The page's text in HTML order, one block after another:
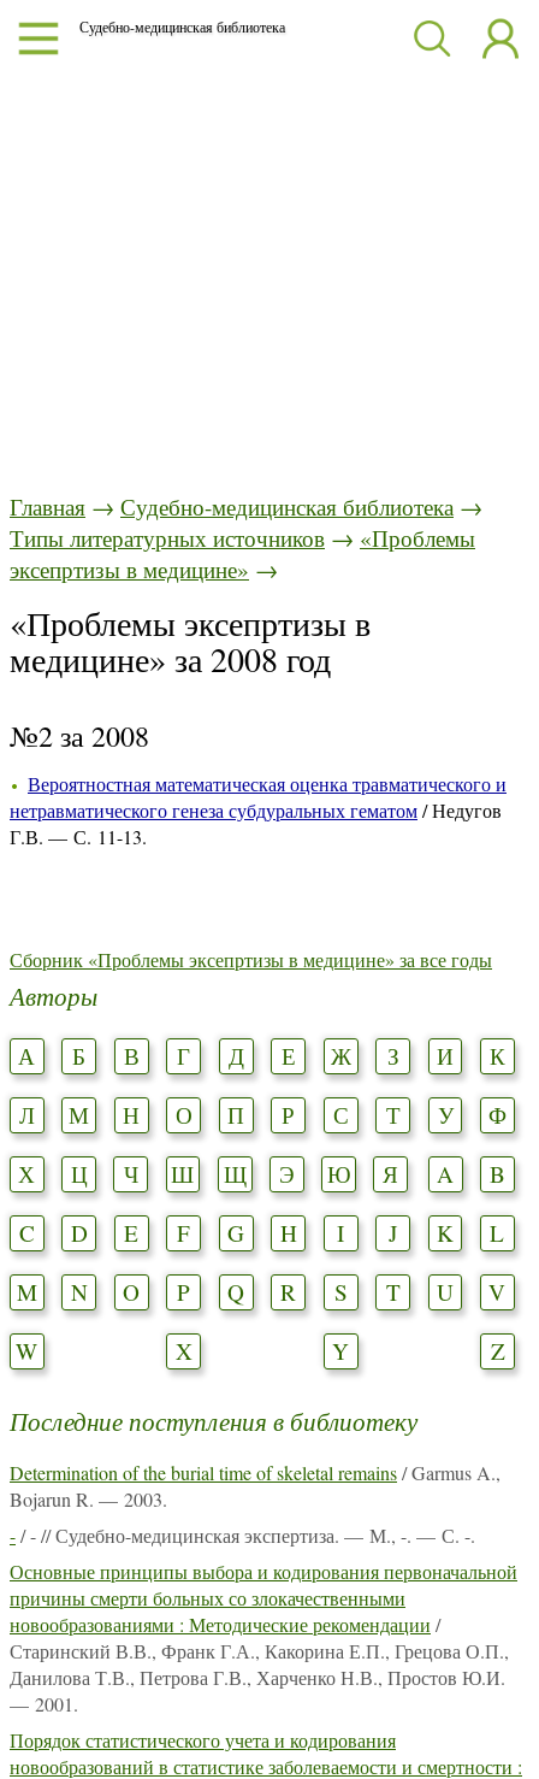
Судебно-медицинская библиотека
Главная → Судебно-медицинская библиотека →
Типы литературных источников → «Проблемы
эксепртизы в медицине» →
«Проблемы эксепртизы в
медицине» за 2008 год
№2 за 2008
Вероятностная математическая оценка травматического и
нетравматического генеза субдуральных гематом/ Недугов
Г.В. — С. 11-13.
Сборник «Проблемы эксепртизы в медицине» за все годы
Авторы
А Б В Г Д Е Ж З И
К
Л
М Н О П Р С Т У
Ф
Х
Ц Ч Ш Щ Э Ю Я A
B
C
D E F G H I J K
L
M
N O P Q R S T U
V
W
X Y Z
Последние поступления в библиотеку
Determination of the burial time of skeletal remains/ Garmus A.,
Bojarun R. — 2003.
-/ - // Судебно-медицинская экспертиза. — М., -. — С. -.
Основные принципы выбора и кодирования первоначальной
причины смерти больных со злокачественными
новообразованиями : Методические рекомендации /
Старинский В.В., Франк Г.А., Какорина Е.П., Грецова О.П.,
Данилова Т.В., Петрова Г.В., Харченко Н.В., Простов Ю.И.
— 2001.
Порядок статистического учета и кодирования
новообразований в статистике заболеваемости и смертности :